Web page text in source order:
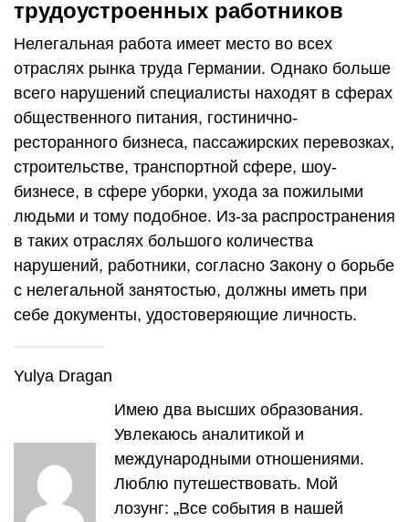
трудоустроенных работников
Нелегальная работа имеет место во всех
отраслях рынка труда Германии. Однако больше
всего нарушений специалисты находят в сферах
общественного питания, гостинично-
ресторанного бизнеса, пассажирских перевозках,
строительстве, транспортной сфере, шоу-
бизнесе, в сфере уборки, ухода за пожилыми
людьми и тому подобное. Из-за распространения
в таких отраслях большого количества
нарушений, работники, согласно Закону о борьбе
с нелегальной занятостью, должны иметь при
себе документы, удостоверяющие личность.
Yulya Dragan
Имею два высших образования.
Увлекаюсь аналитикой и
международными отношениями.
Люблю путешествовать. Мой
лозунг: „Все события в нашей